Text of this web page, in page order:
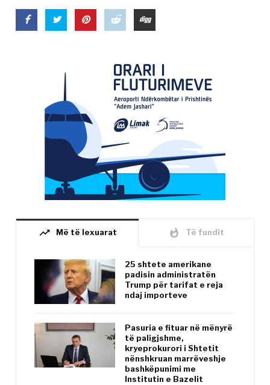
trending_up Më të lexuarat whatshot Të fundit
25 shtete amerikane
padisin administratën
Trump për tarifat e reja
ndaj importeve
Pasuria e fituar në mënyrë
të paligjshme,
kryeprokurori i Shtetit
nënshkruan marrëveshje
bashkëpunimi me
Institutin e Bazelit